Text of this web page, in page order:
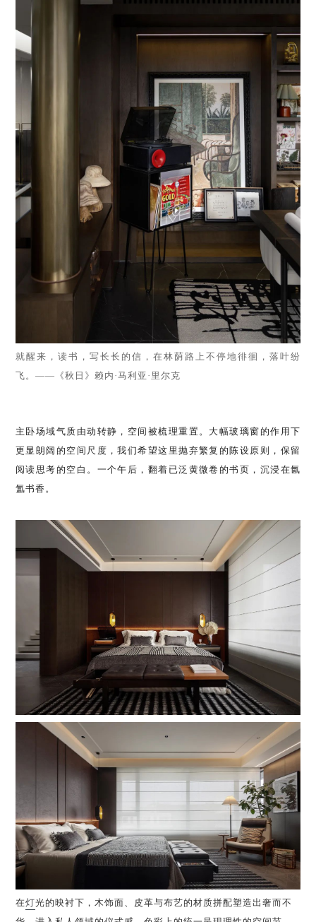
就醒来，读书，写长长的信，在林荫路上不停地徘徊，落叶纷
飞。 ——《秋日》赖内·马利亚·里尔克
主卧场域气质由动转静，空间被梳理重置。大幅玻璃窗的作用下
更显朗阔的空间尺度，我们希望这里抛弃繁复的陈设原则，保留
阅读思考的空白。一个午后，翻着已泛黄微卷的书页，沉浸在氤
氲书香。
在灯光的映衬下，木饰面、皮革与布艺的材质拼配塑造出奢而不